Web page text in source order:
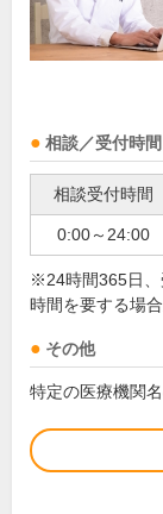
相談／受付時間
相談受付時間
0:00～24:00
※24時間365日、
時間を要する場
その他
特定の医療機関